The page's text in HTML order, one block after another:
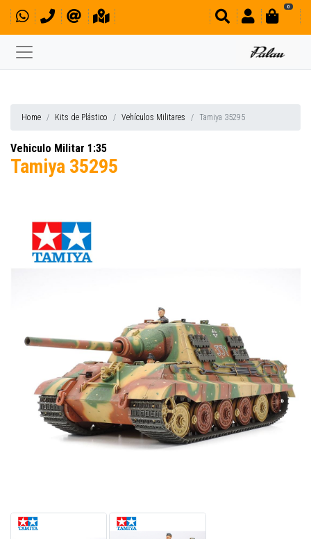
0
Home Kits de Plástico Vehículos Militares Tamiya 35295
Vehiculo Militar 1:35
Tamiya 35295